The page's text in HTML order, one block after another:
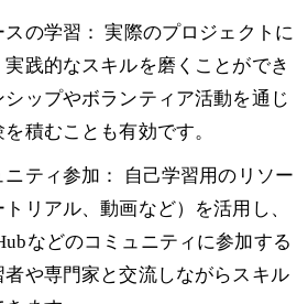
の学習： 実際のプロジェクトに
践的なスキルを磨くことができ
シップやボランティア活動を通じ
積むことも有効です。
ティ参加： 自己学習用のリソー
リアル、動画など）を活用し、
などのコミュニティに参加する
者や専門家と交流しながらスキル